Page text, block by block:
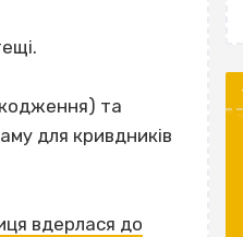
та
для кривдників
вдерлася до